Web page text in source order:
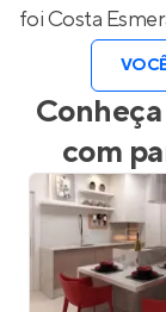
foiCosta
com